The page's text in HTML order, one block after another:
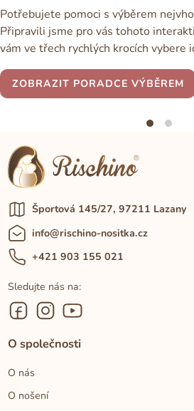
Potřebujete pomoci s výběrem
Připravili jsme pro vás tohoto
vám ve třech rychlých krocích vybere
ZOBRAZIT PORADCE VÝBĚREM
Športová 145/27, 97211 Lazany
info@rischino-nositka.cz
+421 903 155 021
Sledujte nás na:
O společnosti
O nás
O nošení